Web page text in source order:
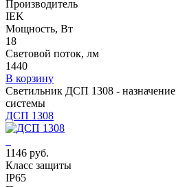
Производитель
IEK
Мощность, Вт
18
Световой поток, лм
1440
В корзину
Светильник ДСП 1308 -
системы
ДСП 1308
1146 руб.
Класс защиты
IP65